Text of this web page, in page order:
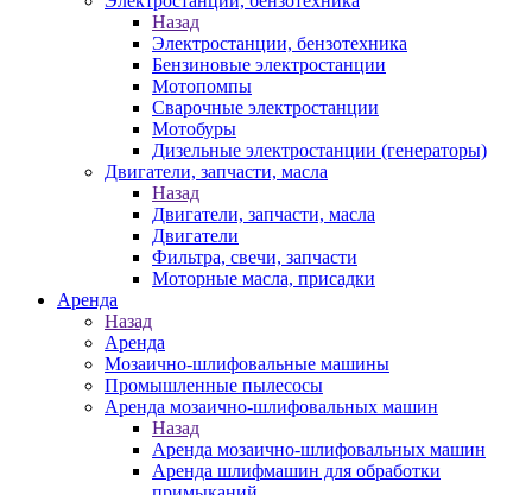
Назад
Электростанции, бензотехника
Бензиновые электростанции
Мотопомпы
Сварочные электростанции
Мотобуры
Дизельные электростанции (генераторы)
Двигатели, запчасти, масла
Назад
Двигатели, запчасти, масла
Двигатели
Фильтра, свечи, запчасти
Моторные масла, присадки
Аренда
Назад
Аренда
Мозаично-шлифовальные машины
Промышленные пылесосы
Аренда мозаично-шлифовальных машин
Назад
Аренда мозаично-шлифовальных машин
Аренда шлифмашин для обработки